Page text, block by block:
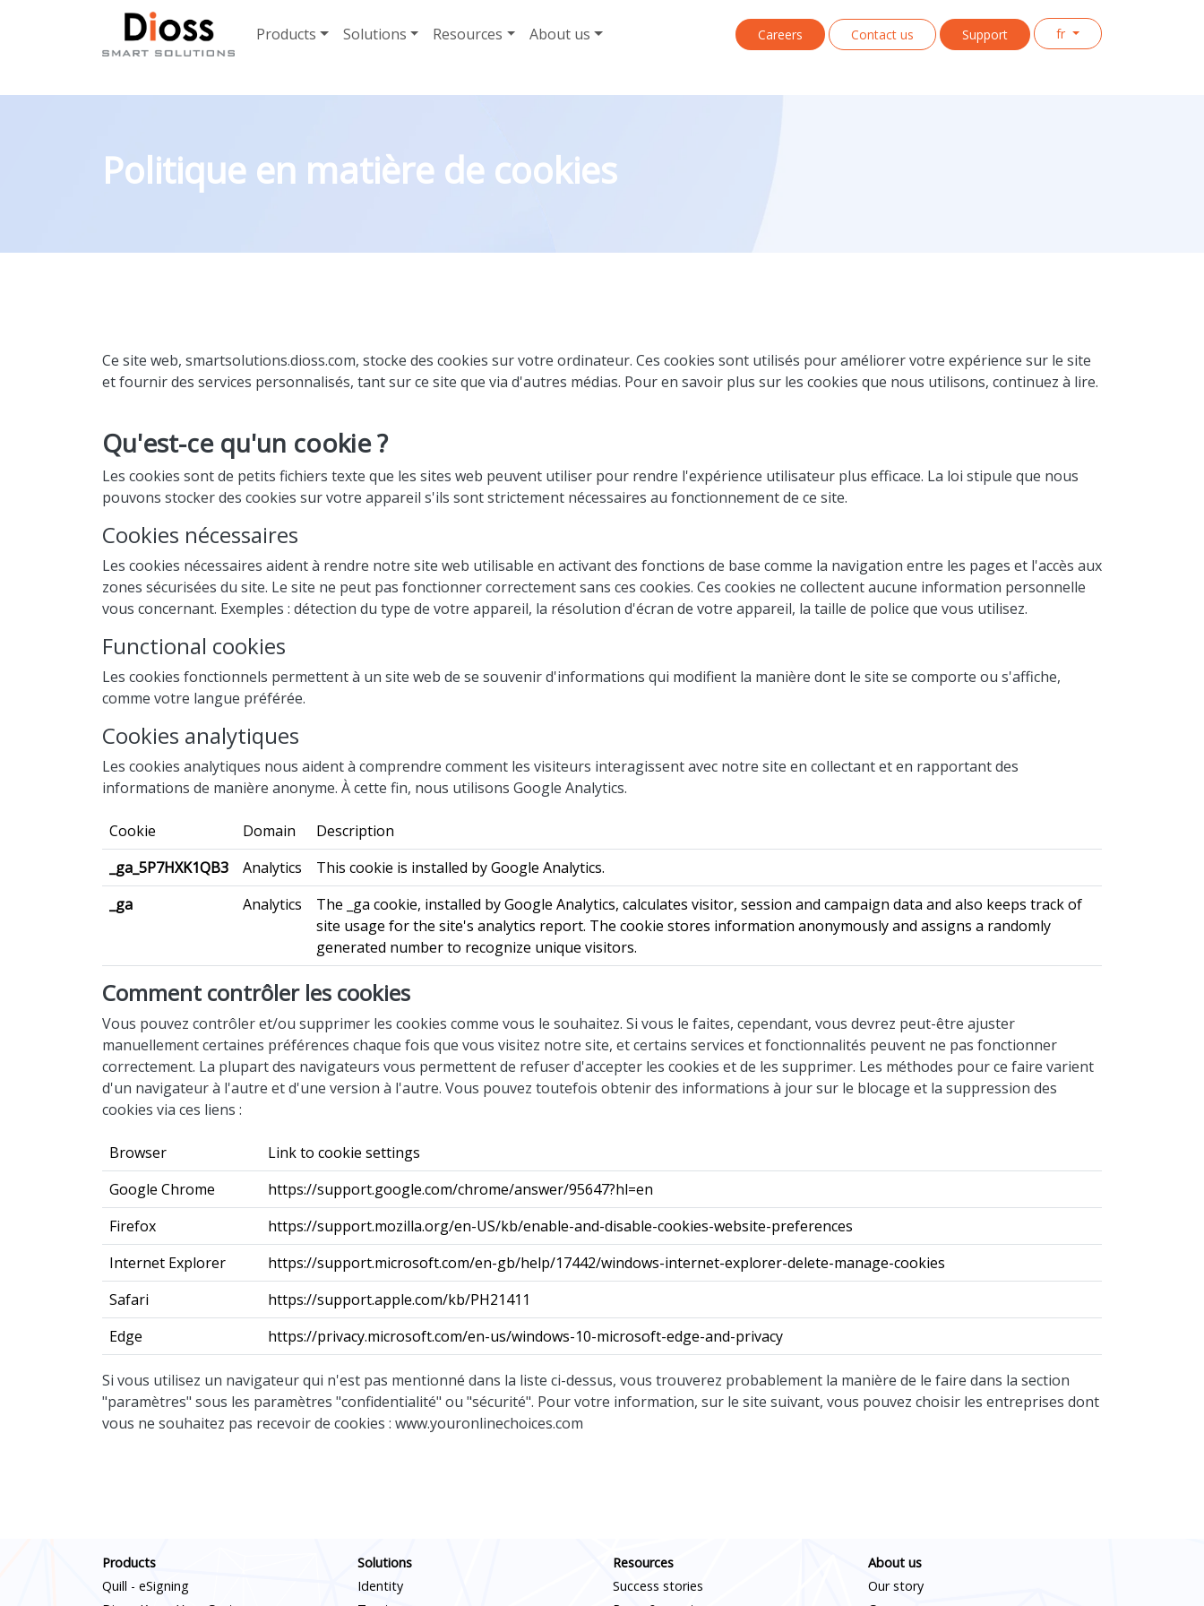
Products
Solutions Resources About us Careers Contact us Support fr
Politique en matière de cookies
Ce site web, smartsolutions.dioss.com, stocke des cookies sur votre ordinateur. Ces cookies sont utilisés pour améliorer votre expérience sur le site
et fournir des services personnalisés, tant sur ce site que via d'autres médias. Pour en savoir plus sur les cookies que nous utilisons, continuez à lire.
Qu'est-ce qu'un cookie ?
Les cookies sont de petits fichiers texte que les sites web peuvent utiliser pour rendre l'expérience utilisateur plus efficace. La loi stipule que nous
pouvons stocker des cookies sur votre appareil s'ils sont strictement nécessaires au fonctionnement de ce site.
Cookies nécessaires
Les cookies nécessaires aident à rendre notre site web utilisable en activant des fonctions de base comme la navigation entre les pages et l'accès aux
zones sécurisées du site. Le site ne peut pas fonctionner correctement sans ces cookies. Ces cookies ne collectent aucune information personnelle
vous concernant. Exemples : détection du type de votre appareil, la résolution d'écran de votre appareil, la taille de police que vous utilisez.
Functional cookies
Les cookies fonctionnels permettent à un site web de se souvenir d'informations qui modifient la manière dont le site se comporte ou s'affiche,
comme votre langue préférée.
Cookies analytiques
Les cookies analytiques nous aident à comprendre comment les visiteurs interagissent avec notre site en collectant et en rapportant des
informations de manière anonyme. À cette fin, nous utilisons Google Analytics.
Cookie Domain
Description
_ga_5P7HXK1QB3
Analytics
This cookie is installed by Google Analytics.
_ga
Analytics
The _ga cookie, installed by Google Analytics, calculates visitor, session and campaign data and also keeps track of
site usage for the site's analytics report. The cookie stores information anonymously and assigns a randomly
generated number to recognize unique visitors.
Comment contrôler les cookies
Vous pouvez contrôler et/ou supprimer les cookies comme vous le souhaitez. Si vous le faites, cependant, vous devrez peut-être ajuster
manuellement certaines préférences chaque fois que vous visitez notre site, et certains services et fonctionnalités peuvent ne pas fonctionner
correctement. La plupart des navigateurs vous permettent de refuser d'accepter les cookies et de les supprimer. Les méthodes pour ce faire varient
d'un navigateur à l'autre et d'une version à l'autre. Vous pouvez toutefois obtenir des informations à jour sur le blocage et la suppression des
cookies via ces liens :
Browser
Link to cookie settings
Google Chrome
https://support.google.com/chrome/answer/95647?hl=en
Firefox
https://support.mozilla.org/en-US/kb/enable-and-disable-cookies-website-preferences
Internet Explorer
https://support.microsoft.com/en-gb/help/17442/windows-internet-explorer-delete-manage-cookies
Safari
https://support.apple.com/kb/PH21411
Edge
https://privacy.microsoft.com/en-us/windows-10-microsoft-edge-and-privacy
Si vous utilisez un navigateur qui n'est pas mentionné dans la liste ci-dessus, vous trouverez probablement la manière de le faire dans la section
"paramètres" sous les paramètres "confidentialité" ou "sécurité". Pour votre information, sur le site suivant, vous pouvez choisir les entreprises dont
vous ne souhaitez pas recevoir de cookies : www.youronlinechoices.com
Products
Quill - eSigning
Solutions
Identity
Resources
Success stories
About us
Our story